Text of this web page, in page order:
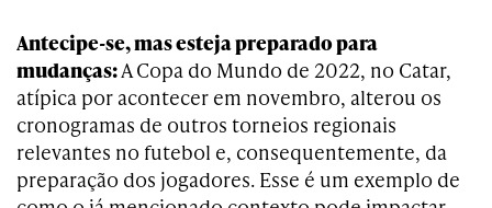
Antecipe-se, mas esteja preparado para
mudanças:A Copa do Mundo de 2022, no Catar,
atípica por acontecer em novembro, alterou os
cronogramas de outros torneios regionais
relevantes no futebol e, consequentemente, da
preparação dos jogadores. Esse é um exemplo de